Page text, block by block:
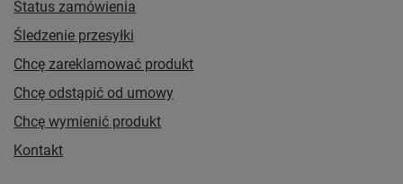
Status zamówienia
Śledzenie przesyłki
Chcę zareklamować produkt
Chcę odstąpić od umowy
Chcę wymienić produkt
Kontakt